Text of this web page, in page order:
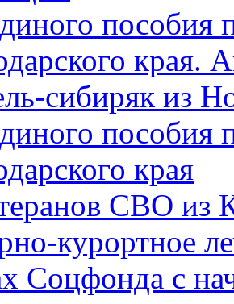
пособия
края.
сибиряк из
пособия
края
СВО из
курортное
Соцфонда с